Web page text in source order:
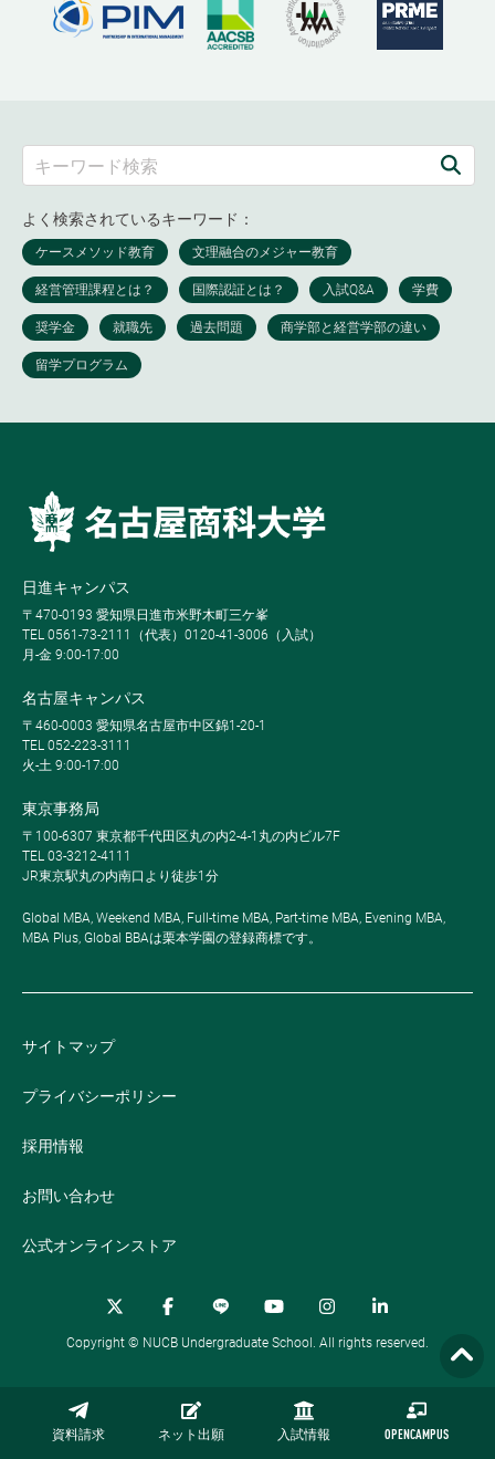
資料請求 ネット出願 入試情報 OPENCAMPUS
よく検索されているキーワード：
日進キャンパス
〒470-0193 愛知県日進市米野木町三ケ峯
TEL 0561-73-2111（代表）0120-41-3006（入試）
月-金 9:00-17:00
名古屋キャンパス
〒460-0003 愛知県名古屋市中区錦1-20-1
TEL 052-223-3111
火-土 9:00-17:00
東京事務局
〒100-6307 東京都千代田区丸の内2-4-1丸の内ビル7F
TEL 03-3212-4111
JR東京駅丸の内南口より徒歩1分
Global MBA, Weekend MBA, Full-time MBA, Part-time MBA, Evening MBA,
MBA Plus, Global BBAは栗本学園の登録商標です。
サイトマップ
プライバシーポリシー
採用情報
お問い合わせ
公式オンラインストア
Copyright © NUCB Undergraduate School. All rights reserved.